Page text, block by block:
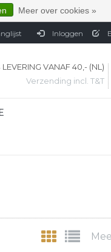
Inloggen
LEVERING VANAF 40,- (NL)
Verzending incl. T&T
Meer over cookies »